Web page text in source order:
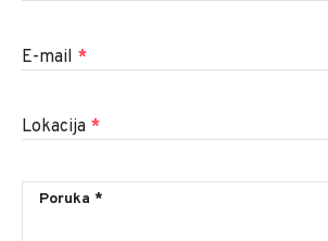
E-mail *
Lokacija *